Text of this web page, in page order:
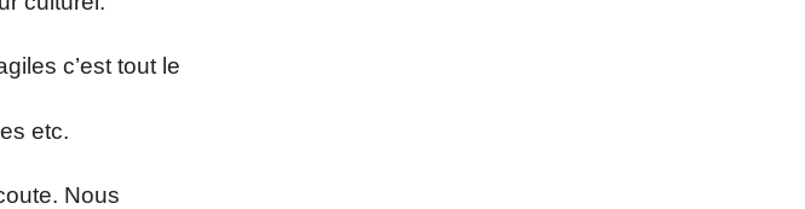
c’est tout le
etc.
Nous